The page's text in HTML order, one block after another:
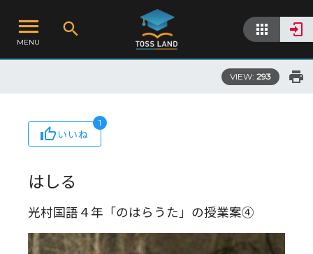
MENU
VIEW: 293
いいね
1
はしる
光村国語４年「のはらうた」の授業案④